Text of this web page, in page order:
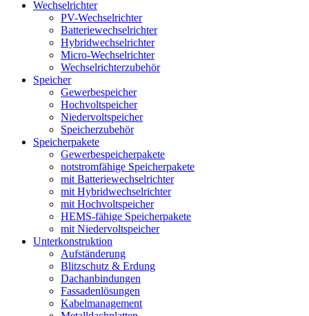
Wechselrichter
PV-Wechselrichter
Batteriewechselrichter
Hybridwechselrichter
Micro-Wechselrichter
Wechselrichterzubehör
Speicher
Gewerbespeicher
Hochvoltspeicher
Niedervoltspeicher
Speicherzubehör
Speicherpakete
Gewerbespeicherpakete
notstromfähige Speicherpakete
mit Batteriewechselrichter
mit Hybridwechselrichter
mit Hochvoltspeicher
HEMS-fähige Speicherpakete
mit Niedervoltspeicher
Unterkonstruktion
Aufständerung
Blitzschutz & Erdung
Dachanbindungen
Fassadenlösungen
Kabelmanagement